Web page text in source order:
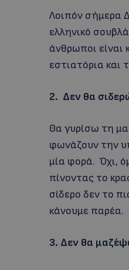
Λοιπόν σήμερα
ελληνικό
άνθρωποι είναι
εστιατόρια και
2. Δεν θα
Θα γυρίσω τη
φωνάζουν την
μία φορά. Όχι,
πίνοντας το
σίδερο δεν το
κάνουμε παρέα.
3. Δεν θα